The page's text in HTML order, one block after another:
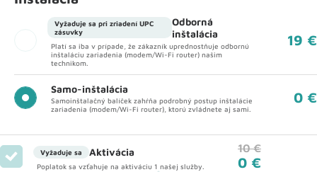
Vyžaduje sa pri zriadení UPC
zásuvky
Odborná
inštalácia
Platí sa iba v prípade, že zákazník uprednostňuje odbornú
inštaláciu zariadenia (modem/Wi-Fi router) našim
technikom.
19 €
Samo-inštalácia
Samoinštalačný balíček zahŕňa podrobný postup inštalácie
zariadenia (modem/Wi-Fi router), ktorú zvládnete aj sami.
0 €
Vyžaduje sa Aktivácia
Poplatok sa vzťahuje na aktiváciu 1 našej služby.
10 €
0 €